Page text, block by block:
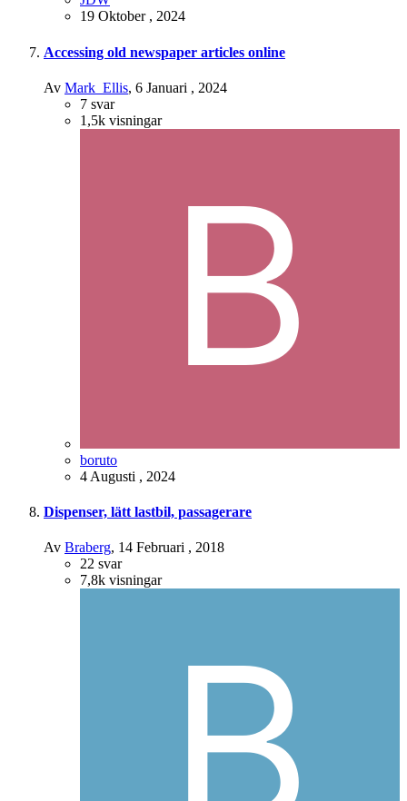
19 Oktober , 2024
Accessing old newspaper articles online
Av Mark_Ellis, 6 Januari , 2024
7 svar
1,5k visningar
boruto
4 Augusti , 2024
Dispenser, lätt lastbil, passagerare
Av Braberg, 14 Februari , 2018
22 svar
7,8k visningar